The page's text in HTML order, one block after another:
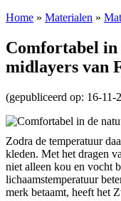
Home » Materialen »
Comfortabel in
midlayers van
(gepubliceerd op: 16-11-
Zodra de temperatuur
kleden. Met het dragen
niet alleen kou en vocht
lichaamstemperatuur
merk betaamt, heeft het